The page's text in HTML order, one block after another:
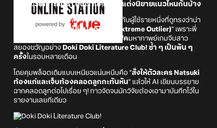
ตมานั่งวิเคราะห์ดูว่า คนเราเอา AI ไปแต่งนิยายแนวไหนกันบ้าง
แต่เรื่องมันพีกตรงที่พวกเขาดันไปจ๊ะเอ๋กับผู้ใช้รายหนึ่งที่ดูทรงว่าน่า
จะเข้าข่าย "
มนุษย์สุดโต่งนอกคอก (Extreme Outlier)" เพราะพี่
สั่งให้ ChatGPT แต่งแฟนฟิคมหากาพย์เกมจีบสาว
สยองขวัญอย่าง Doki Doki Literature Club! ซ้ำ ๆ เป็นพัน ๆ
ครั้งในรอบหลายเดือน
โดยคุมพล็อตเดิมแบบเหนียวแน่นหนึบคือ "สั่งให้ตัวละคร Natsuki
ท้องแก่และเจ็บท้องคลอดลูกกะทันหัน" แล้วให้ AI เขียนบรรยาย
ฉากคลอดลูกต่อไปเรื่อย ๆ! กาวจัดจนนักวิจัยต้องเอามาบันทึกไว้ใน
รายงานเลยทีเดียว